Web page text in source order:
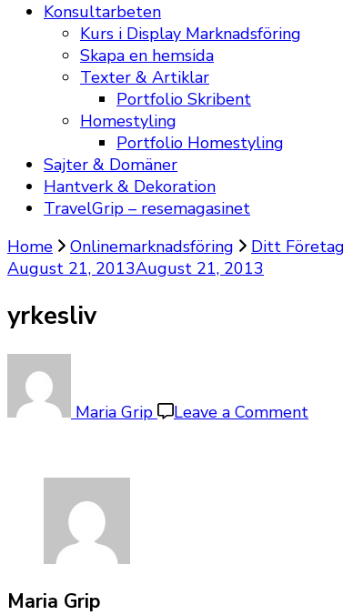
Konsultarbeten
Kurs i Display Marknadsföring
Skapa en hemsida
Texter & Artiklar
Portfolio Skribent
Homestyling
Portfolio Homestyling
Sajter & Domäner
Hantverk & Dekoration
TravelGrip – resemagasinet
Home
Onlinemarknadsföring Ditt
August 21, 2013August 21, 2013
yrkesliv
Maria Grip Leave a Comment
Maria Grip